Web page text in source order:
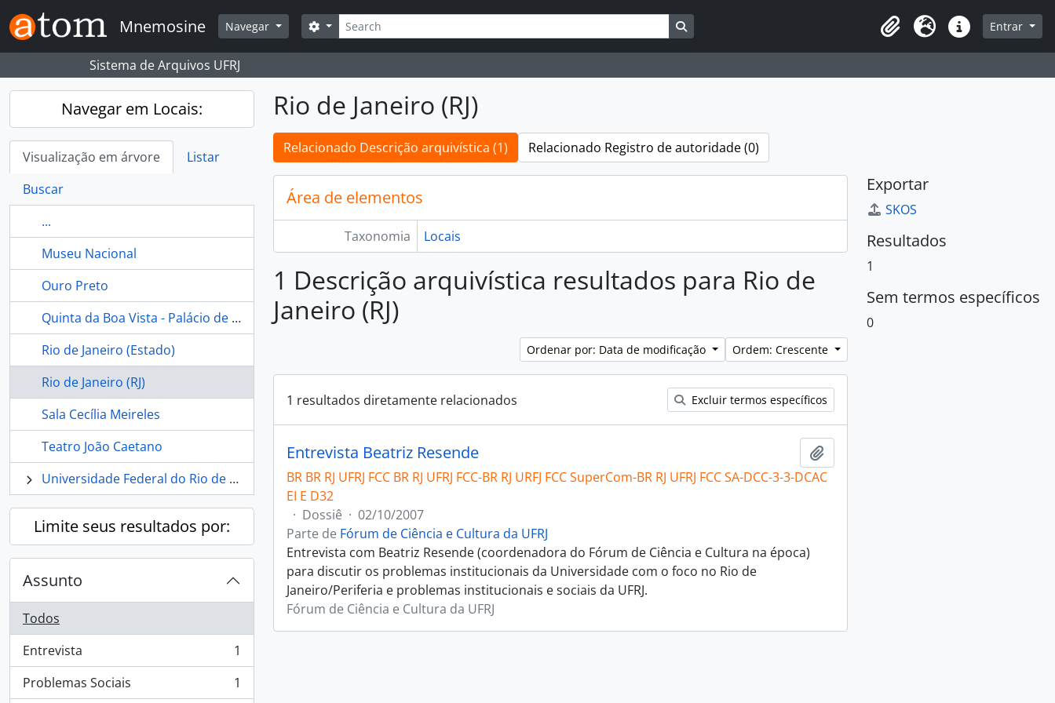
Skip to main content
Mnemosine Navegar Buscar
Opções de busca
Área de Transferência
Idioma Atalhos Entrar
Sistema de Arquivos UFRJ
Navegar em Locais:
Visualização em árvore
Listar
Buscar
...
Museu Nacional
Ouro Preto
Quinta da Boa Vista - Palácio de São Cristóvão - Museu Nacional - Rio de Janeiro (Brasil)
Rio de Janeiro (Estado)
Rio de Janeiro (RJ)
Sala Cecília Meireles
Teatro João Caetano
Universidade Federal do Rio de Janeiro
Limite seus resultados por:
Assunto
Todos
Entrevista
, 1 resultados
1
Problemas Sociais
, 1 resultados 1
Rio de Janeiro (RJ)
Relacionado Descrição arquivística (1) Relacionado Registro de autoridade (0)
Área de elementos
Taxonomia Locais
1 Descrição arquivística resultados para Rio de
Janeiro (RJ)
Ordenar por: Data de modificação Ordem: Crescente
1 resultados diretamente relacionados Excluir termos específicos
Entrevista Beatriz Resende
BR BR RJ UFRJ FCC BR RJ UFRJ FCC-BR RJ URFJ FCC SuperCom-BR RJ UFRJ FCC SA-DCC-3-3-DCAC
EI E D32
· Dossiê · 02/10/2007
Parte de Fórum de Ciência e Cultura da UFRJ
Entrevista com Beatriz Resende (coordenadora do Fórum de Ciência e Cultura na época)
para discutir os problemas institucionais da Universidade com o foco no Rio de
Janeiro/Periferia e problemas institucionais e sociais da UFRJ.
Fórum de Ciência e Cultura da UFRJ
Exportar
SKOS
Resultados
1
Sem termos específicos
0